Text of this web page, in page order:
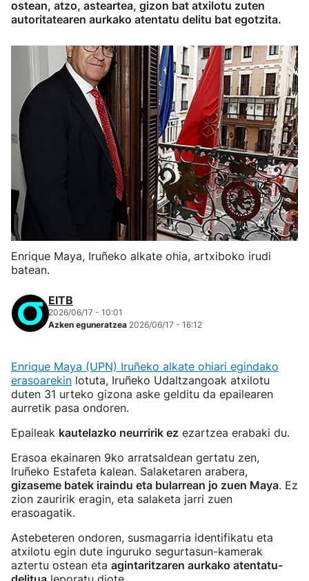
ostean, atzo, asteartea, gizon bat atxilotu zuten
autoritatearen aurkako atentatu delitu bat egotzita.
Enrique Maya, Iruñeko alkate ohia, artxiboko irudi
batean.
EITB
2026/06/17 - 10:01
Azken eguneratzea 2026/06/17 - 16:12
Enrique Maya (UPN) Iruñeko alkate ohiari egindako
erasoarekin lotuta, Iruñeko Udaltzangoak atxilotu
duten 31 urteko gizona aske gelditu da epailearen
aurretik pasa ondoren.
Epaileak kautelazko neurririk ez ezartzea erabaki du.
Erasoa ekainaren 9ko arratsaldean gertatu zen,
Iruñeko Estafeta kalean. Salaketaren arabera,
gizaseme batek iraindu eta bularrean jo zuen Maya. Ez
zion zauririk eragin, eta salaketa jarri zuen
erasoagatik.
Astebeteren ondoren, susmagarria identifikatu eta
atxilotu egin dute inguruko segurtasun-kamerak
aztertu ostean eta agintaritzaren aurkako atentatu-